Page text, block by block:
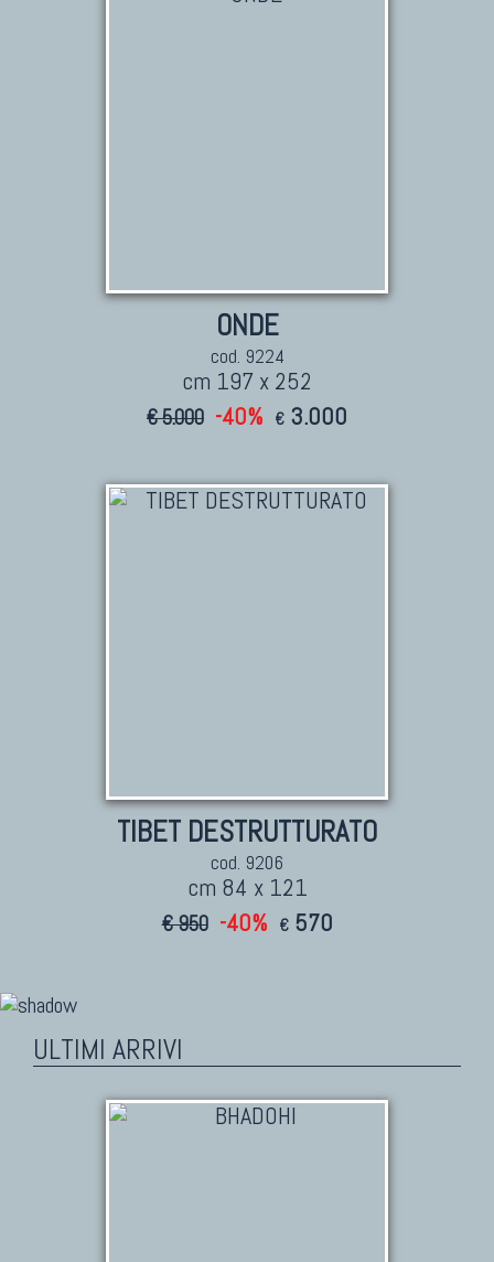
ONDE
cod. 9224
cm 197 x 252
€ 5.000 -40% € 3.000
TIBET DESTRUTTURATO
cod. 9206
cm 84 x 121
€ 950 -40% € 570
ULTIMI ARRIVI